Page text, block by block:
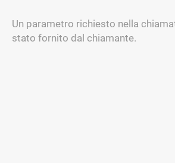
Un parametro richiesto nella
stato fornito dal chiamante.